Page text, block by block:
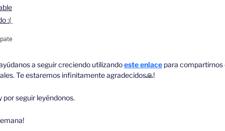
:(
a seguir creciendo utilizando este enlace para compartirnos
Te estaremos infinitamente agradecidos🙏!
por seguir leyéndonos.